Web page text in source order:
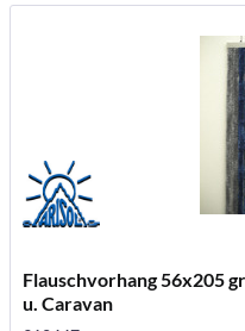
Flauschvorhang 56x205
u. Caravan